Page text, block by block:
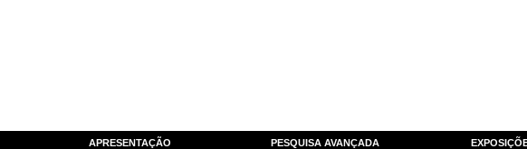
APRESENTAÇÃO PESQUISA AVANÇADA